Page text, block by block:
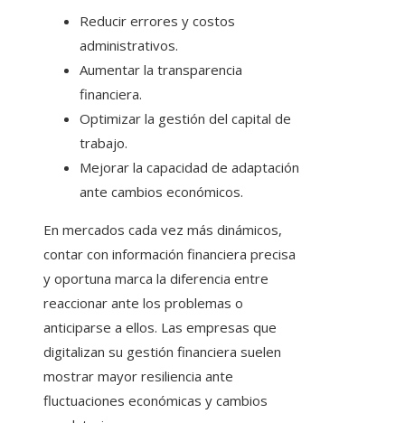
Reducir errores y costos
administrativos.
Aumentar la transparencia
financiera.
Optimizar la gestión del capital de
trabajo.
Mejorar la capacidad de adaptación
ante cambios económicos.
En mercados cada vez más dinámicos,
contar con información financiera precisa
y oportuna marca la diferencia entre
reaccionar ante los problemas o
anticiparse a ellos. Las empresas que
digitalizan su gestión financiera suelen
mostrar mayor resiliencia ante
fluctuaciones económicas y cambios